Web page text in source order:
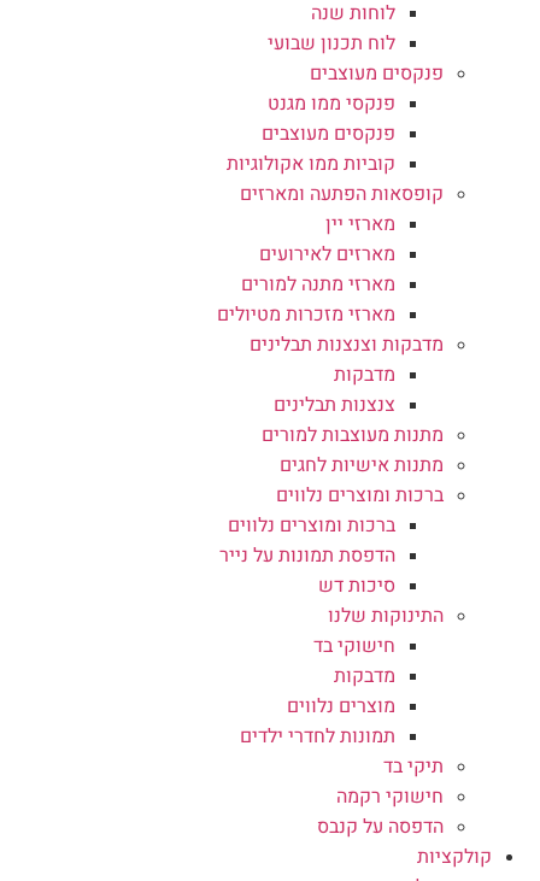
לוחות שנה
לוח תכנון שבועי
פנקסים מעוצבים
פנקסי ממו מגנט
פנקסים מעוצבים
קוביות ממו אקולוגיות
קופסאות הפתעה ומארזים
מארזי יין
מארזים לאירועים
מארזי מתנה למורים
מארזי מזכרות מטיולים
מדבקות וצנצנות תבלינים
מדבקות
צנצנות תבלינים
מתנות מעוצבות למורים
מתנות אישיות לחגים
ברכות ומוצרים נלווים
ברכות ומוצרים נלווים
הדפסת תמונות על נייר
סיכות דש
התינוקות שלנו
חישוקי בד
מדבקות
מוצרים נלווים
תמונות לחדרי ילדים
תיקי בד
חישוקי רקמה
הדפסה על קנבס
קולקציות